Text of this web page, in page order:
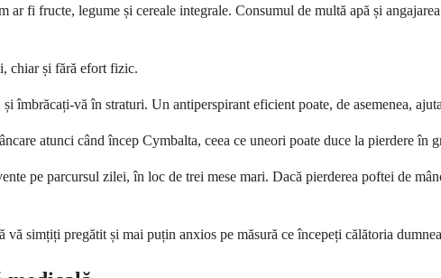
ar fi fructe, legume și cereale integrale. Consumul de multă apă și
chiar și fără efort fizic.
îmbrăcați-vă în straturi. Un antiperspirant eficient poate, de asemenea,
atunci când încep Cymbalta, ceea ce uneori poate duce la pierdere în
pe parcursul zilei, în loc de trei mese mari. Dacă pierderea poftei de
vă simțiți pregătit și mai puțin anxios pe măsură ce începeți călătoria